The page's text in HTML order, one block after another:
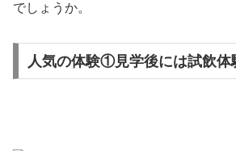
でしょうか。
人気の体験①見学後には試飲体